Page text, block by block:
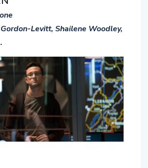
Levitt, Shailene Woodley,